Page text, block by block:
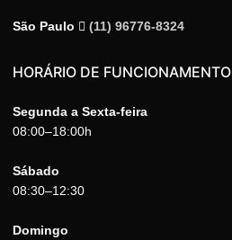
São Paulo (11) 96776-8324
HORÁRIO DE FUNCIONAMENTO
Segunda a Sexta-feira
08:00–18:00h
Sábado
08:30–12:30
Domingo